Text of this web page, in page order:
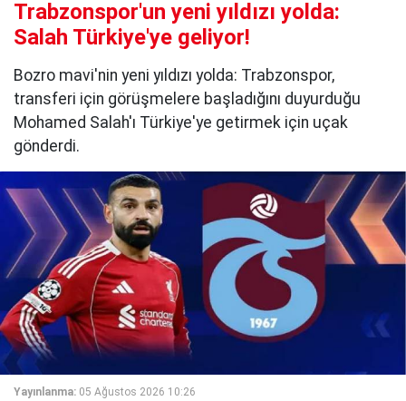
Trabzonspor'un yeni yıldızı yolda:
Salah Türkiye'ye geliyor!
Bozro mavi'nin yeni yıldızı yolda: Trabzonspor,
transferi için görüşmelere başladığını duyurduğu
Mohamed Salah'ı Türkiye'ye getirmek için uçak
gönderdi.
Yayınlanma: 05 Ağustos 2026 10:26